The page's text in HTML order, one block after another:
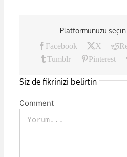
Platformunuzu seçin
Facebook X
Tumblr
Pinterest
Siz de fikrinizi belirtin
Comment